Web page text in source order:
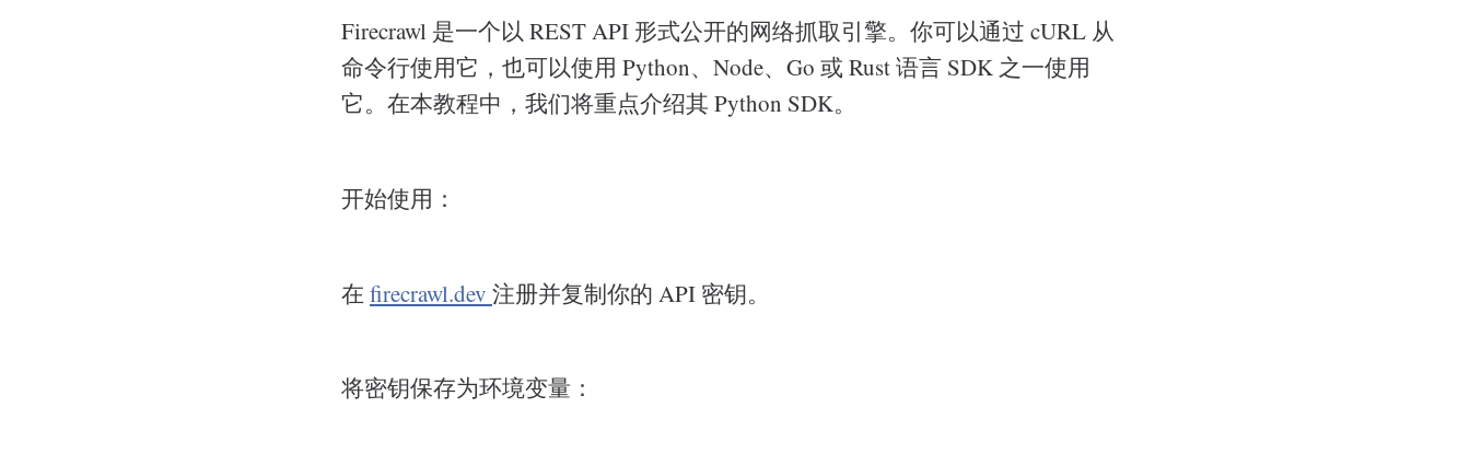
Firecrawl 是一个以 REST API 形式公开的网络抓取引擎。你可以通过 cURL 从
命令行使用它，也可以使用 Python、Node、Go 或 Rust 语言 SDK 之一使用
它。在本教程中，我们将重点介绍其 Python SDK。
开始使用：
在 firecrawl.dev 注册并复制你的 API 密钥。
将密钥保存为环境变量：